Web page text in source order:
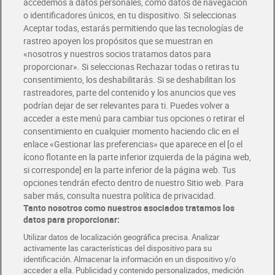
Envío gratis por compras superiores a 100€
Envío estandar por 4,99€
Glovo y Uber Eats
Solicita tu factura de Glovo o Uber Eats
Únete al CLUB Dia
Disfruta las ventajas y ofertas exclusivas.
Descárgate la APP Dia
Folletos y Tiendas
Descubre las mejores ofertas y busca tu tienda más cercana
Tarjeta MaX Dia
Te devuelve hasta 8€/mes de tus compras.
¡Solicita tu tarjeta de crédito aquí!
COMER MEJOR CADA DIA
o identificadores únicos, en tu dispositivo. Si seleccionas
Aceptar todas, estarás permitiendo que las tecnologías de
rastreo apoyen los propósitos que se muestran en
«nosotros y nuestros socios tratamos datos para
proporcionar». Si seleccionas Rechazar todas o retiras tu
consentimiento, los deshabilitarás. Si se deshabilitan los
rastreadores, parte del contenido y los anuncios que ves
podrían dejar de ser relevantes para ti. Puedes volver a
acceder a este menú para cambiar tus opciones o retirar el
consentimiento en cualquier momento haciendo clic en el
enlace «Gestionar las preferencias» que aparece en el [o el
ícono flotante en la parte inferior izquierda de la página web,
si corresponde] en la parte inferior de la página web. Tus
opciones tendrán efecto dentro de nuestro Sitio web. Para
saber más, consulta nuestra política de privacidad.
Tanto nosotros como nuestros asociados tratamos los
datos para proporcionar:
Utilizar datos de localización geográfica precisa. Analizar
activamente las características del dispositivo para su
identificación. Almacenar la información en un dispositivo y/o
acceder a ella. Publicidad y contenido personalizados, medición